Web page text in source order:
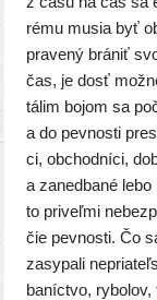
ré­mu musia byť
pra­ve­ný brá­niť
čas, je dosť
tá­lim bojom sa
a do pev­nos­ti
ci, obchod­ní­ci,
a zaned­ba­né
to pri­veľ­mi
čie pev­nos­ti. Čo
zasy­pa­li
baníc­tvo,